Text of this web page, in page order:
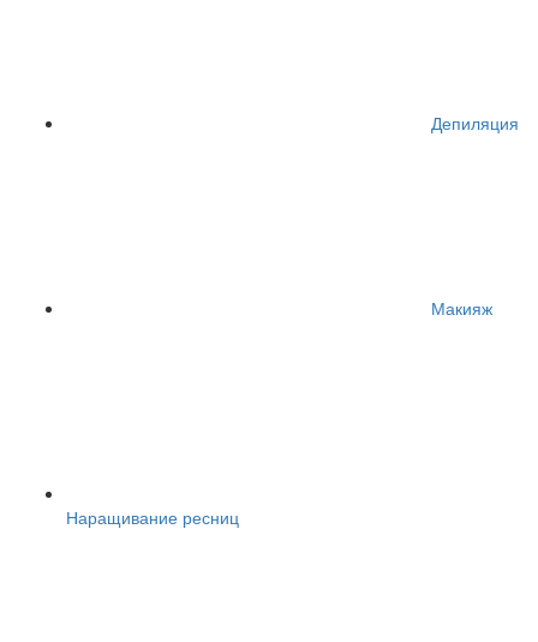
Депиляция
Макияж
Наращивание ресниц